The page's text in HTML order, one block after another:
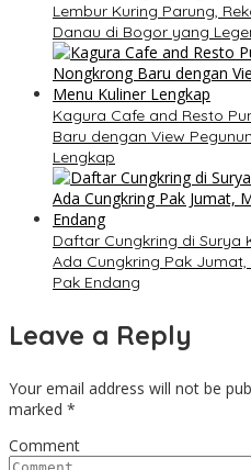
Lembur Kuring Parung,
Danau di Bogor yang
Kagura Cafe and Resto
Baru dengan View
Lengkap
Daftar Cungkring di Surya
Ada Cungkring Pak
Pak Endang
Leave a Reply
Your email address will not be
marked *
Comment